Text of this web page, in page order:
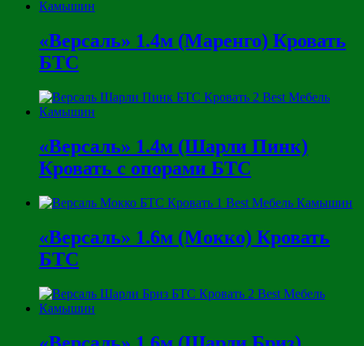
«Версаль» 1.4м (Маренго) Кровать
БТС
«Версаль» 1.4м (Шарли Пинк)
Кровать с опорами БТС
«Версаль» 1.6м (Мокко) Кровать
БТС